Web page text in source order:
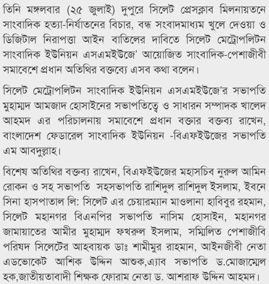
তিনি মঙ্গলবার (২৫ জুলাই) দুপুরে সিলেট প্রেসক্লাব মিলনায়তনে
সাংবাদিক হত্যা-নির্যাতনের বিচার, বন্ধ সংবাদমাধ্যম খুলে দেওয়া ও
ডিজিটাল নিরাপত্তা আইন বাতিলের দাবিতে সিলেট মেট্রোপলিটন
সাংবাদিক ইউনিয়ন এসএমইউজে’ আয়োজিত সাংবাদিক-পেশাজীবী
সমাবেশে প্রধান অতিথির বক্তব্যে এসব কথা বলেন।
সিলেট মেট্রোপলিটন সাংবাদিক ইউনিয়ন এসএমইউজে’র সভাপতি
মুহাম্মদ আমজাদ হোসাইনের সভাপতিত্বে ও সাধারন সম্পাদক খালেদ
আহমদ এর পরিচালনায় সমাবেশে প্রধান বক্তার বক্তব্য রাখেন,
বাংলাদেশ ফেডারেল সাংবাদিক ইউনিয়ন -বিএফইউজের সভাপতি
এম আবদুল্লাহ।
বিশেষ অতিথির বক্তব্য রাখেন, বিএফইউজের মহাসচিব নুরুল আমিন
রোকন ও সহ সভাপতি সহসভাপতি রাশিদুল রাশিদুল ইসলাম, ইবনে
সিনা হাসপাতাল লি: সিলেট এর চেয়ারম্যান মাওলানা হাবিবুর রহমান,
সিলেট মহানগর বিএনপির সভাপতি নাসিম হোসাইন, মহানগর
জামায়াতের আমীর মুহাম্মদ ফখরুল ইসলাম, সম্মিলিত পেশাজীবি
পরিষদ সিলেটের আহবায়ক ডাঃ শামীমুর রাহমান, আইনজীবী নেতা
এডভোকেট আশিক উদ্দিন আশুক,এ্যাব সভাপতি ড.মোজাম্মেল
হক,জাতীয়তাবাদী শিক্ষক ফোরাম নেতা ড. আশরাফ উদ্দিন আহমদ।